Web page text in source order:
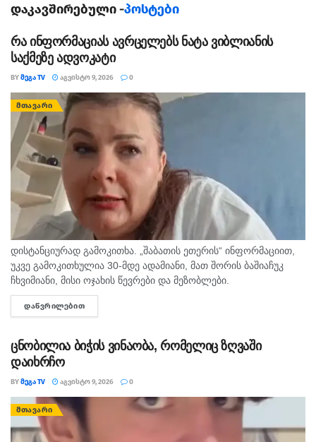
ემსახურებოდა ახალგაზრდა თაობის აღზრდას, იყო ა.
პუშკინის სახელობის ინსტიტუტისა და სახელმწიფო
კონსერვატორიის პროფესორი.
მინიჭებული აქვს საქართველოს სახალხო არტისტის
წოდება, არის რუსთაველისა და სახელმწიფო
პრემიების ლაურეატი. იყო საქართველოს
კომპოზიტორთა კავშირის გამგეობისა და
კინემატოგრაფისტთა შემოქმედებითი კავშირის წევრი.
დაკავშირებული -პოსტები
რა ინფორმაციას ავრცელებს ნატა ვიბლიანის
საქმეზე ადვოკატი
BYᲛᲔᲒᲐ TV ᲐᲒᲕᲘᲡᲢᲝ 9, 2026 0
ᲛᲗᲐᲕᲐᲠᲘ
დისტანციურად გამოკითხა. „შაბათის ეთერის“ ინფორმაციით,
უკვე გამოკითხულია 30-მდე ადამიანი, მათ შორის ბაშიაჩუკ
ჩხვიმიანი, მისი ოჯახის წევრები და მეზობლები.
გამომძიებლებმა დაათვალიერეს ის სახლებიც, სადაც,
სავარაუდოდ, დანაშაული ხდებოდა. ნატა ვიბლიანის მიერ
ᲓᲐᲬᲕᲠᲘᲚᲔᲑᲘᲗ
ცნობილია ბიჭის ვინაობა, რომელიც ზღვაში
დაიხრჩო
BYᲛᲔᲒᲐ TV ᲐᲒᲕᲘᲡᲢᲝ 9, 2026 0
ᲛᲗᲐᲕᲐᲠᲘ